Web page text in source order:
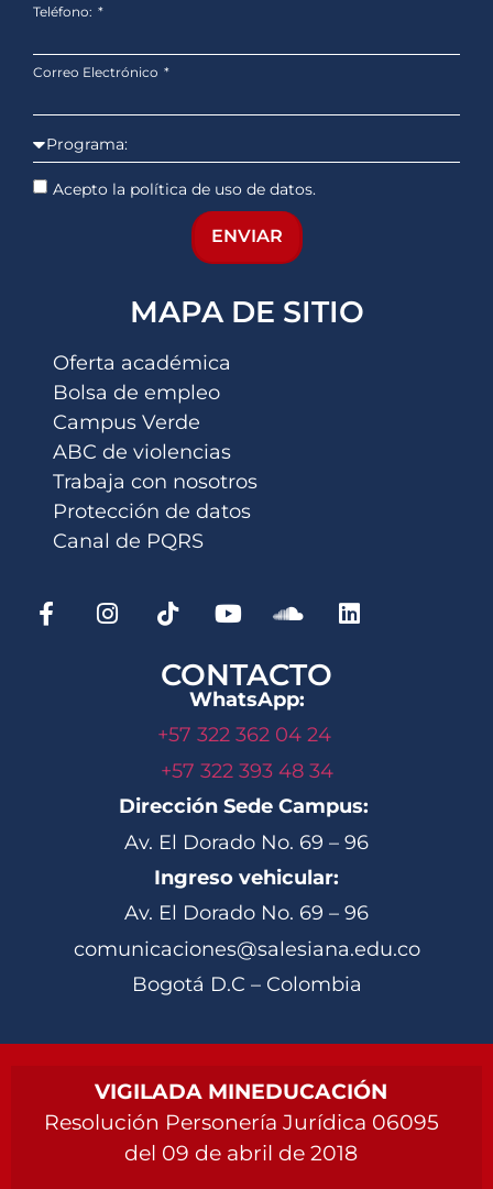
Teléfono:
Correo Electrónico
Acepto la política de uso de datos.
ENVIAR
MAPA DE SITIO
Oferta académica
Bolsa de empleo
Campus Verde
ABC de violencias
Trabaja con nosotros
Protección de datos
Canal de PQRS
CONTACTO
WhatsApp:
+57 322 362 04 24
+57 322 393 48 34
Dirección Sede Campus:
Av. El Dorado No. 69 – 96
Ingreso vehicular:
Av. El Dorado No. 69 – 96
comunicaciones@salesiana.edu.co
Bogotá D.C – Colombia
VIGILADA MINEDUCACIÓN
Resolución Personería Jurídica 06095
del 09 de abril de 2018